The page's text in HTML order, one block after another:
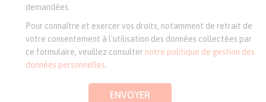
demandées.
Pour connaître et exercer vos droits, notamment de retrait de
votre consentement à l'utilisation des données collectées par
ce formulaire, veuillez consulter notre politique de gestion des
données personnelles
ENVOYER